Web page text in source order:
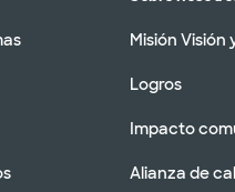
Misión Visión
Logros
Impacto
Alianza de